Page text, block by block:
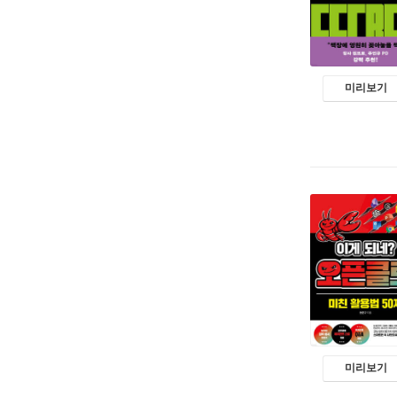
미리보기
미리보기